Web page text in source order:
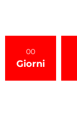
00
Giorni